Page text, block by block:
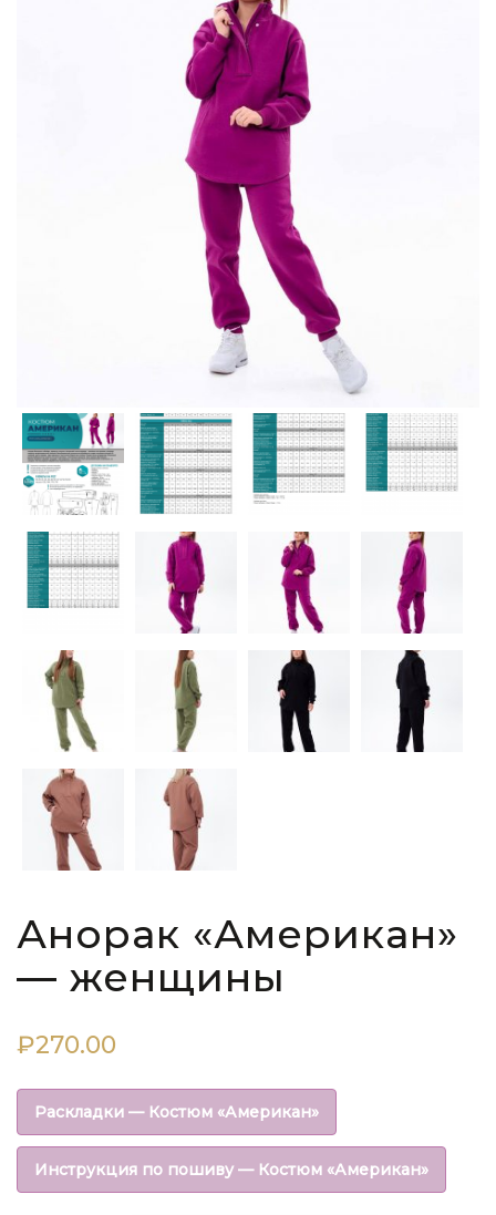
Анорак «Американ»
— женщины
₽270.00
Раскладки — Костюм «Американ»
Инструкция по пошиву — Костюм «Американ»